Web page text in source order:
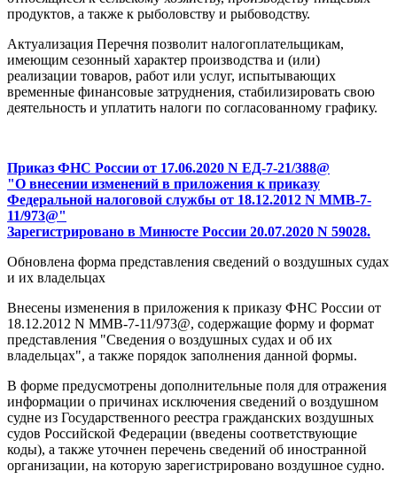
продуктов, а также к рыболовству и рыбоводству.
Актуализация Перечня позволит налогоплательщикам,
имеющим сезонный характер производства и (или)
реализации товаров, работ или услуг, испытывающих
временные финансовые затруднения, стабилизировать свою
деятельность и уплатить налоги по согласованному графику.
Приказ ФНС России от 17.06.2020 N ЕД-7-21/388@
"О внесении изменений в приложения к приказу
Федеральной налоговой службы от 18.12.2012 N ММВ-7-
11/973@"
Зарегистрировано в Минюсте России 20.07.2020 N 59028.
Обновлена форма представления сведений о воздушных судах
и их владельцах
Внесены изменения в приложения к приказу ФНС России от
18.12.2012 N ММВ-7-11/973@, содержащие форму и формат
представления "Сведения о воздушных судах и об их
владельцах", а также порядок заполнения данной формы.
В форме предусмотрены дополнительные поля для отражения
информации о причинах исключения сведений о воздушном
судне из Государственного реестра гражданских воздушных
судов Российской Федерации (введены соответствующие
коды), а также уточнен перечень сведений об иностранной
организации, на которую зарегистрировано воздушное судно.